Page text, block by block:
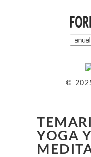
©
YOGA Y